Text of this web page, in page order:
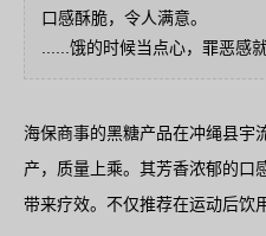
口感酥脆，令人满意。
......饿的时候当点心，罪恶感就
海保商事的黑糖产品在冲绳县宇
产，质量上乘。其芳香浓郁的口
带来疗效。不仅推荐在运动后饮